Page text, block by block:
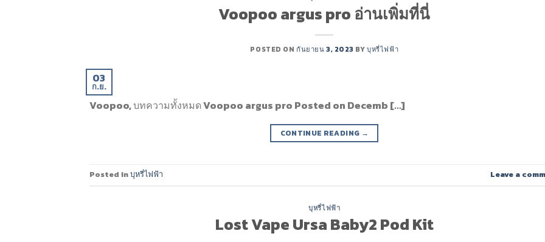
Voopoo argus pro อ่านเพิ่มที่นี่
POSTED ON กันยายน 3, 2023 BYบุหรี่ไฟฟ้า
03
ก.ย.
Voopoo, บทความทั้งหมด Voopoo argus pro Posted on Decemb […]
CONTINUE READING →
Posted inบุหรี่ไฟฟ้า Leave a
บุหรี่ไฟฟ้า
Lost Vape Ursa Baby2 Pod Kit